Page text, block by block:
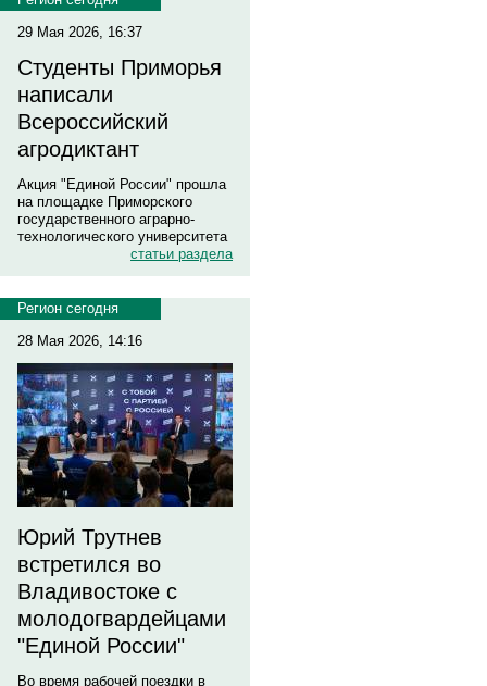
29 Мая 2026, 16:37
Студенты Приморья
написали
Всероссийский
агродиктант
Акция "Единой России" прошла
на площадке Приморского
государственного аграрно-
технологического университета
статьи раздела
Регион сегодня
28 Мая 2026, 14:16
Юрий Трутнев
встретился во
Владивостоке с
молодогвардейцами
"Единой России"
Во время рабочей поездки в